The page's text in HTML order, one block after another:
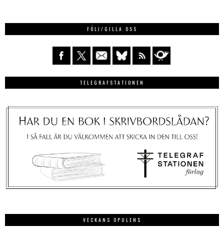
FÖLJ/GILLA OSS
TELEGRAFSTATIONEN
VECKANS OPULENS